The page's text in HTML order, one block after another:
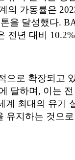
의 가동률은
을 달성했다.
전년 대비
으로 확장되고
달하며, 이는
계 최대의 유기
유지하는 것으